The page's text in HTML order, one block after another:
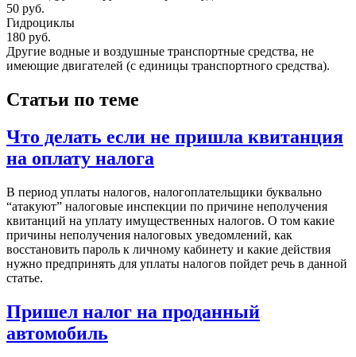
50 руб.
Гидроциклы
180 руб.
Другие водные и воздушные транспортные средства, не
имеющие двигателей (с единицы транспортного средства).
Статьи по теме
Что делать если не пришла квитанция
на оплату налога
В период уплаты налогов, налогоплательщики буквально
“атакуют” налоговые инспекции по причине неполучения
квитанций на уплату имущественных налогов. О том какие
причины неполучения налоговых уведомлений, как
восстановить пароль к личному кабинету и какие действия
нужно предпринять для уплаты налогов пойдет речь в данной
статье.
Пришел налог на проданный
автомобиль